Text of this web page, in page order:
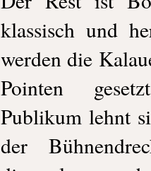
klassisch und
werden die
Pointen
Publikum lehnt
der